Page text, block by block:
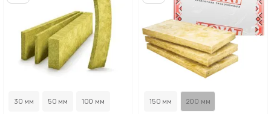
30 мм 50 мм 100 мм 150 мм 200 мм